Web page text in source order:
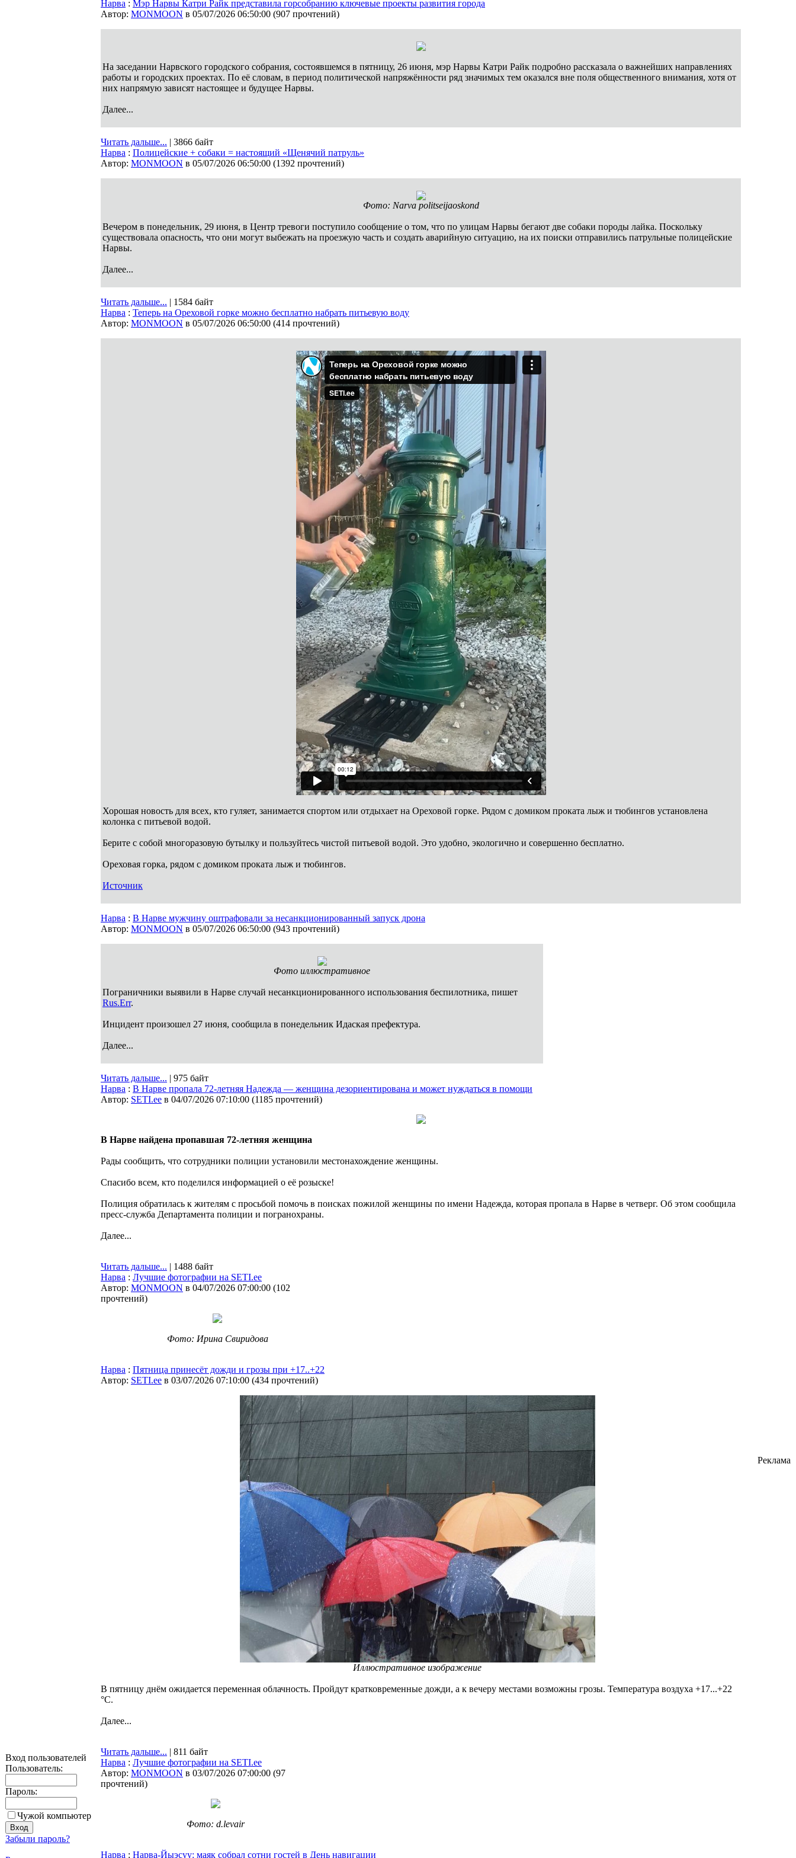
Вход пользователей
Пользователь:
Пароль:
Чужой компьютер
Забыли пароль?
Нарва : Мэр Нарвы Катри Райк представила горсобранию ключевые проекты развития города
Автор: MONMOON в 05/07/2026 06:50:00 (907 прочтений)
На заседании Нарвского городского собрания, состоявшемся в пятницу, 26 июня, мэр Нарвы Катри Райк подробно рассказала о важнейших направлениях
работы и городских проектах. По её словам, в период политической напряжённости ряд значимых тем оказался вне поля общественного внимания, хотя от
них напрямую зависят настоящее и будущее Нарвы.
Далее...
Читать дальше... | 3866 байт
Нарва : Полицейские + собаки = настоящий «Щенячий патруль»
Автор: MONMOON в 05/07/2026 06:50:00 (1392 прочтений)
Фото: Narva politseijaoskond
Вечером в понедельник, 29 июня, в Центр тревоги поступило сообщение о том, что по улицам Нарвы бегают две собаки породы лайка. Поскольку
существовала опасность, что они могут выбежать на проезжую часть и создать аварийную ситуацию, на их поиски отправились патрульные полицейские
Нарвы.
Далее...
Читать дальше... | 1584 байт
Нарва : Теперь на Ореховой горке можно бесплатно набрать питьевую воду
Автор: MONMOON в 05/07/2026 06:50:00 (414 прочтений)
Хорошая новость для всех, кто гуляет, занимается спортом или отдыхает на Ореховой горке. Рядом с домиком проката лыж и тюбингов установлена
колонка с питьевой водой.
Берите с собой многоразовую бутылку и пользуйтесь чистой питьевой водой. Это удобно, экологично и совершенно бесплатно.
Ореховая горка, рядом с домиком проката лыж и тюбингов.
Источник
Нарва : В Нарве мужчину оштрафовали за несанкционированный запуск дрона
Автор: MONMOON в 05/07/2026 06:50:00 (943 прочтений)
Фото иллюстративное
Пограничники выявили в Нарве случай несанкционированного использования беспилотника, пишет
Rus.Err.
Инцидент произошел 27 июня, сообщила в понедельник Идаская префектура.
Далее...
Читать дальше... | 975 байт
Нарва : В Нарве пропала 72-летняя Надежда — женщина дезориентирована и может нуждаться в помощи
Автор: SETI.ee в 04/07/2026 07:10:00 (1185 прочтений)
В Нарве найдена пропавшая 72-летняя женщина
Рады сообщить, что сотрудники полиции установили местонахождение женщины.
Спасибо всем, кто поделился информацией о её розыске!
Полиция обратилась к жителям с просьбой помочь в поисках пожилой женщины по имени Надежда, которая пропала в Нарве в четверг. Об этом сообщила
пресс-служба Департамента полиции и погранохраны.
Далее...
Читать дальше... | 1488 байт
Нарва : Лучшие фотографии на SETI.ee
Автор: MONMOON в 04/07/2026 07:00:00 (102
прочтений)
Фото: Ирина Свиридова
Нарва : Пятница принесёт дожди и грозы при +17..+22
Автор: SETI.ee в 03/07/2026 07:10:00 (434 прочтений)
Иллюстративное изображение
В пятницу днём ожидается переменная облачность. Пройдут кратковременные дожди, а к вечеру местами возможны грозы. Температура воздуха +17...+22
°C.
Далее...
Читать дальше... | 811 байт
Нарва : Лучшие фотографии на SETI.ee
Автор: MONMOON в 03/07/2026 07:00:00 (97
прочтений)
Фото: d.levair
Нарва : Нарва-Йыэсуу: маяк собрал сотни гостей в День навигации
Реклама